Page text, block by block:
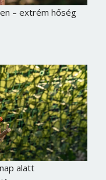
– extrém hőség
alatt